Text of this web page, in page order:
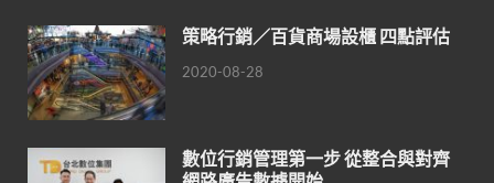
策略行銷／百貨商場設櫃 四點評估
2020-08-28
數位行銷管理第一步 從整合與對齊